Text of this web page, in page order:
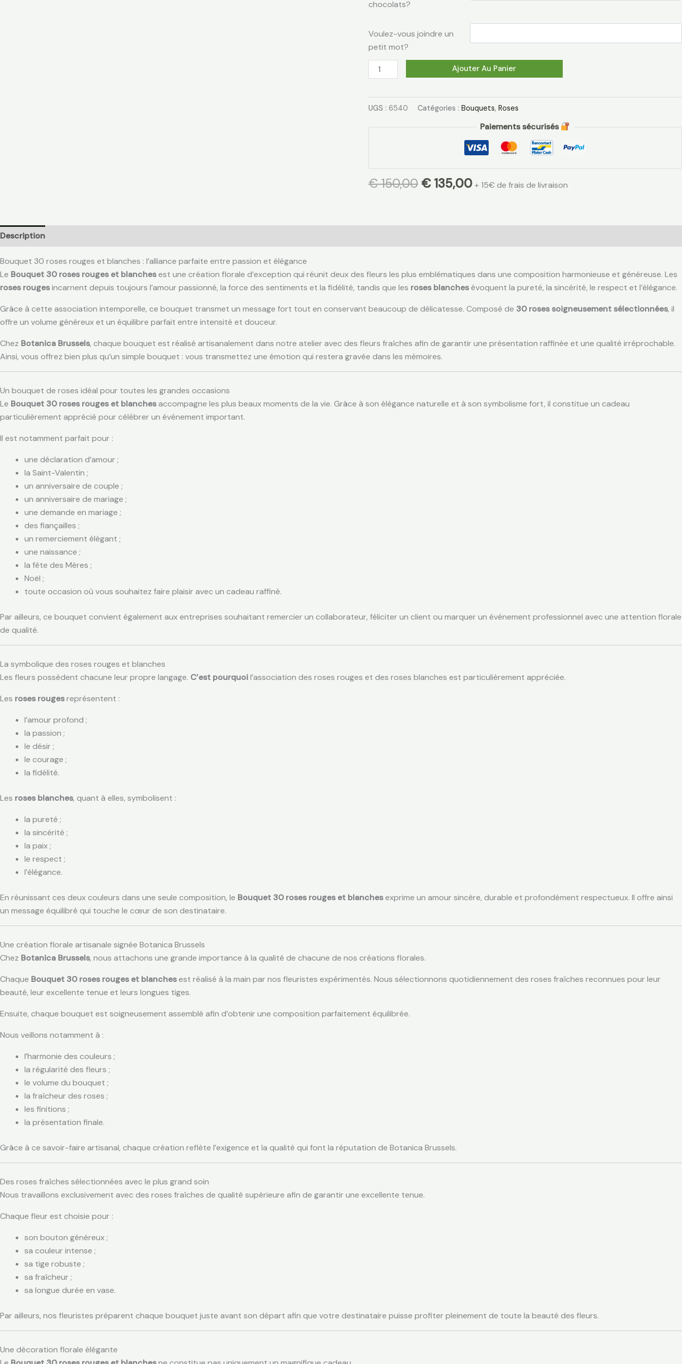
chocolats?
Voulez-vous joindre un
petit mot?
Ajouter Au Panier
UGS : 6540 Catégories : Bouquets, Roses
Paiements sécurisés
€150,00 €135,00 + 15€ de frais de livraison
Description
Bouquet 30 roses rouges et blanches : l’alliance parfaite entre passion et élégance
Le Bouquet 30 roses rouges et blanchesest une création florale d’exception qui réunit deux des fleurs les plus emblématiques dans une composition harmonieuse et généreuse. Les
roses rougesincarnent depuis toujours l’amour passionné, la force des sentiments et la fidélité, tandis que les roses blanchesévoquent la pureté, la sincérité, le respect et l’élégance.
Grâce à cette association intemporelle, ce bouquet transmet un message fort tout en conservant beaucoup de délicatesse. Composé de 30 roses soigneusement sélectionnées, il
offre un volume généreux et un équilibre parfait entre intensité et douceur.
Chez Botanica Brussels, chaque bouquet est réalisé artisanalement dans notre atelier avec des fleurs fraîches afin de garantir une présentation raffinée et une qualité irréprochable.
Ainsi, vous offrez bien plus qu’un simple bouquet : vous transmettez une émotion qui restera gravée dans les mémoires.
Un bouquet de roses idéal pour toutes les grandes occasions
Le Bouquet 30 roses rouges et blanchesaccompagne les plus beaux moments de la vie. Grâce à son élégance naturelle et à son symbolisme fort, il constitue un cadeau
particulièrement apprécié pour célébrer un événement important.
Il est notamment parfait pour :
une déclaration d’amour ;
la Saint-Valentin ;
un anniversaire de couple ;
un anniversaire de mariage ;
une demande en mariage ;
des fiançailles ;
un remerciement élégant ;
une naissance ;
la fête des Mères ;
Noël ;
toute occasion où vous souhaitez faire plaisir avec un cadeau raffiné.
Par ailleurs, ce bouquet convient également aux entreprises souhaitant remercier un collaborateur, féliciter un client ou marquer un événement professionnel avec une attention florale
de qualité.
La symbolique des roses rouges et blanches
Les fleurs possèdent chacune leur propre langage. C’est pourquoil’association des roses rouges et des roses blanches est particulièrement appréciée.
Les roses rougesreprésentent :
l’amour profond ;
la passion ;
le désir ;
le courage ;
la fidélité.
Les roses blanches, quant à elles, symbolisent :
la pureté ;
la sincérité ;
la paix ;
le respect ;
l’élégance.
En réunissant ces deux couleurs dans une seule composition, le Bouquet 30 roses rouges et blanchesexprime un amour sincère, durable et profondément respectueux. Il offre ainsi
un message équilibré qui touche le cœur de son destinataire.
Une création florale artisanale signée Botanica Brussels
Chez Botanica Brussels, nous attachons une grande importance à la qualité de chacune de nos créations florales.
Chaque Bouquet 30 roses rouges et blanchesest réalisé à la main par nos fleuristes expérimentés. Nous sélectionnons quotidiennement des roses fraîches reconnues pour leur
beauté, leur excellente tenue et leurs longues tiges.
Ensuite, chaque bouquet est soigneusement assemblé afin d’obtenir une composition parfaitement équilibrée.
Nous veillons notamment à :
l’harmonie des couleurs ;
la régularité des fleurs ;
le volume du bouquet ;
la fraîcheur des roses ;
les finitions ;
la présentation finale.
Grâce à ce savoir-faire artisanal, chaque création reflète l’exigence et la qualité qui font la réputation de Botanica Brussels.
Des roses fraîches sélectionnées avec le plus grand soin
Nous travaillons exclusivement avec des roses fraîches de qualité supérieure afin de garantir une excellente tenue.
Chaque fleur est choisie pour :
son bouton généreux ;
sa couleur intense ;
sa tige robuste ;
sa fraîcheur ;
sa longue durée en vase.
Par ailleurs, nos fleuristes préparent chaque bouquet juste avant son départ afin que votre destinataire puisse profiter pleinement de toute la beauté des fleurs.
Une décoration florale élégante